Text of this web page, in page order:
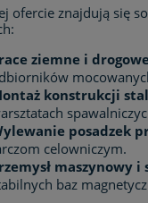
ofercie znajdują się
ziemne i
konstrukcji
posadzek
celowniczym.
maszynowy
baz